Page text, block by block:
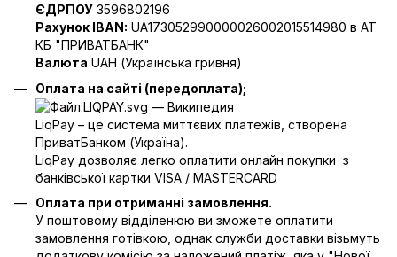
ЄДРПОУ 3596802196
Рахунок IBAN: UA173052990000026002015514980 в АТ
КБ "ПРИВАТБАНК"
Валюта UAH (Українська гривня)
Оплата на сайті (передоплата);
LiqPay – це система миттєвих платежів, створена
ПриватБанком (Україна).
LiqPay дозволяє легко оплатити онлайн покупки з
банківської картки VISA / MASTERCARD
Оплата при отриманні замовлення.
У поштовому відділенюю ви зможете оплатити
замовлення готівкою, однак служби доставки візьмуть